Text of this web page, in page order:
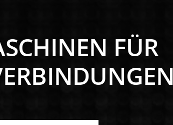
FÜR